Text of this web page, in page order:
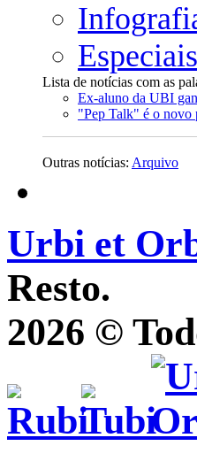
Especiais
Lista de notícias com as
Ex-aluno da UBI
"Pep Talk" é o novo
Outras notícias: Arquivo
Urbi et
Resto.
2026 ©